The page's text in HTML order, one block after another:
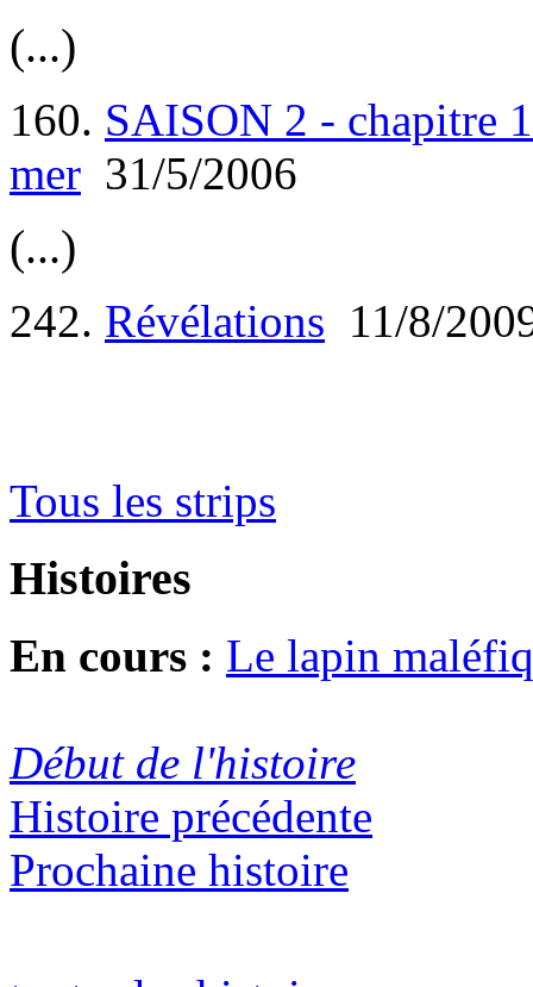
(...)
160. SAISON 2 - chapitre
mer 31/5/2006
(...)
242. Révélations 11/8/
Tous les strips
Histoires
En cours : Le lapin
Début de l'histoire
Histoire précédente
Prochaine histoire